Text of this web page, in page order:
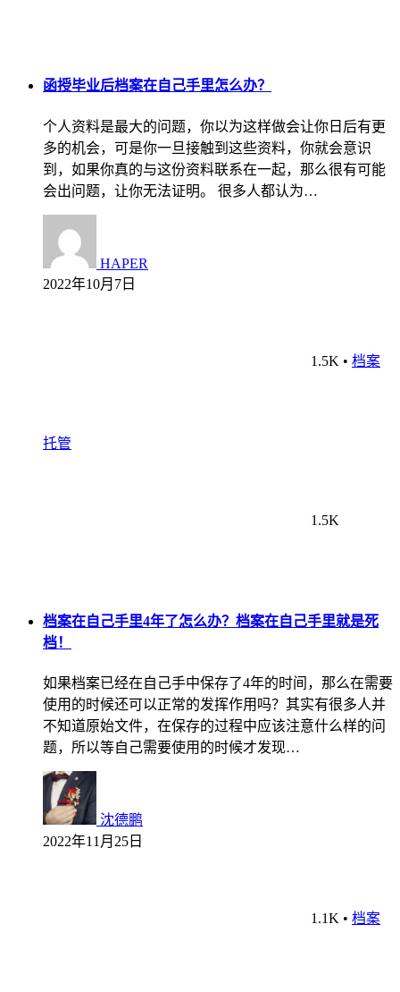
函授毕业后档案在自己手里怎么办？
个人资料是最大的问题，你以为这样做会让你日后有更
多的机会，可是你一旦接触到这些资料，你就会意识
到，如果你真的与这份资料联系在一起，那么很有可能
会出问题，让你无法证明。 很多人都认为…
HAPER
2022年10月7日
1.5K • 档案
托管
1.5K
档案在自己手里4年了怎么办？档案在自己手里就是死
档！
如果档案已经在自己手中保存了4年的时间，那么在需要
使用的时候还可以正常的发挥作用吗？其实有很多人并
不知道原始文件，在保存的过程中应该注意什么样的问
题，所以等自己需要使用的时候才发现…
沈德鹏
2022年11月25日
1.1K • 档案